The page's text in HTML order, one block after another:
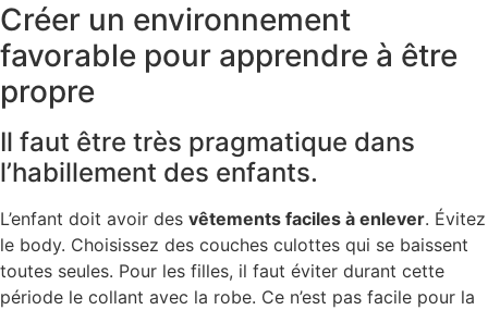
Créer un environnement
favorable pour apprendre à être
propre
Il faut être très pragmatique dans
l’habillement des enfants.
L’enfant doit avoir des vêtements faciles à enlever. Évitez
le body. Choisissez des couches culottes qui se baissent
toutes seules. Pour les filles, il faut éviter durant cette
période le collant avec la robe. Ce n’est pas facile pour la